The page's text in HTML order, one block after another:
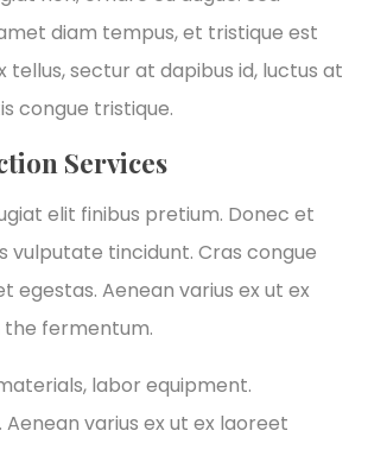
diam tempus, et tristique est
tellus, sectur at dapibus id, luctus at
congue tristique.
Services
elit finibus pretium. Donec et
vulputate tincidunt. Cras congue
egestas. Aenean varius ex ut ex
fermentum.
labor equipment.
Aenean varius ex ut ex laoreet